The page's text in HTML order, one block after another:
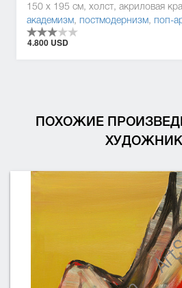
150 x 195 см, холст, акриловая
академизм, постмодернизм, поп-
4.800 USD
ПОХОЖИЕ